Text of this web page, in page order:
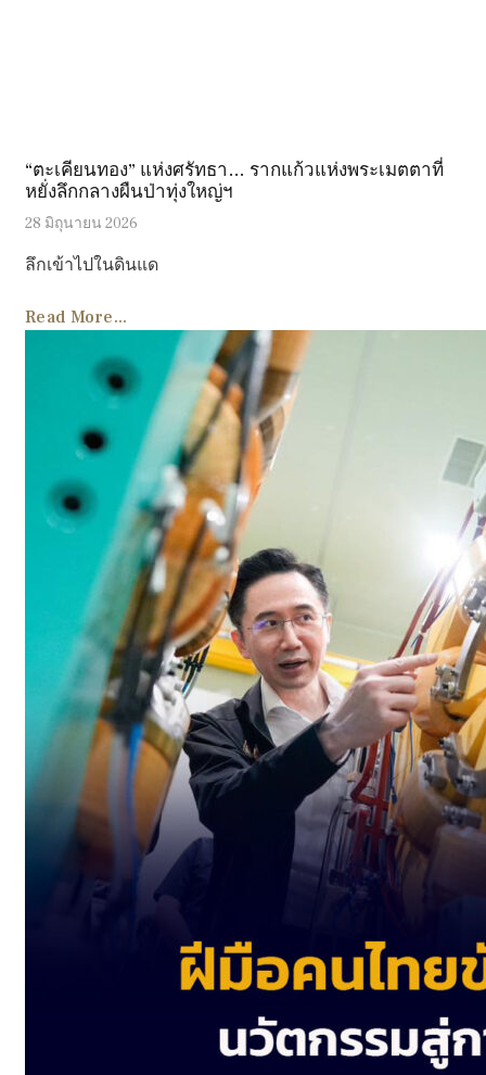
“ตะเคียนทอง” แห่งศรัทธา… รากแก้วแห่งพระเมตตาที่
หยั่งลึกกลางผืนป่าทุ่งใหญ่ฯ
28 มิถุนายน 2026
ลึกเข้าไปในดินแด
Read More...